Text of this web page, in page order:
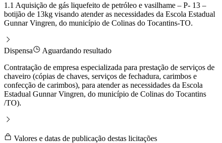
1.1 Aquisição de gás liquefeito de petróleo e vasilhame – P- 13 –
botijão de 13kg visando atender as necessidades da Escola Estadual
Gunnar Vingren, do município de Colinas do Tocantins-TO.
Dispensa
Aguardando resultado
Contratação de empresa especializada para prestação de serviços de
chaveiro (cópias de chaves, serviços de fechadura, carimbos e
confecção de carimbos), para atender as necessidades da Escola
Estadual Gunnar Vingren, do município de Colinas do Tocantins
/TO).
Valores e datas de publicação destas licitações